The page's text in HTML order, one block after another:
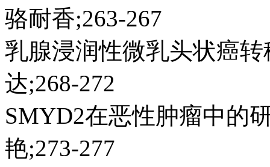
骆耐香;263-267
乳腺浸润性微乳头状癌
达;268-272
SMYD2在恶性肿瘤中的
艳;273-277